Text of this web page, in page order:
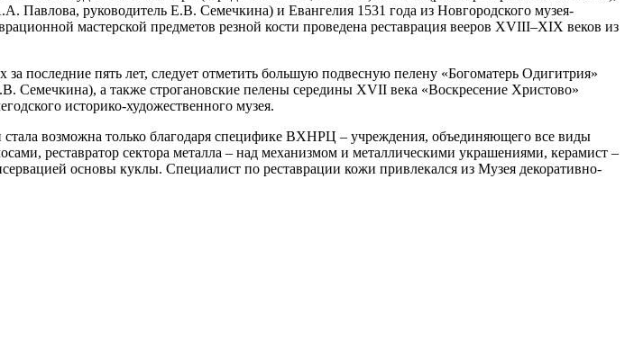
Павлова, руководитель Е.В. Семечкина) и Евангелия 1531 года из Новгородского музея-
мастерской предметов резной кости проведена реставрация вееров XVIII–XIX веков из
последние пять лет, следует отметить большую подвесную пелену «Богоматерь Одигитрия»
Семечкина), а также строгановские пелены середины XVII века «Воскресение Христово»
историко-художественного музея.
возможна только благодаря специфике ВХНРЦ – учреждения, объединяющего все виды
реставратор сектора металла – над механизмом и металлическими украшениями, керамист –
основы куклы. Специалист по реставрации кожи привлекался из Музея декоративно-